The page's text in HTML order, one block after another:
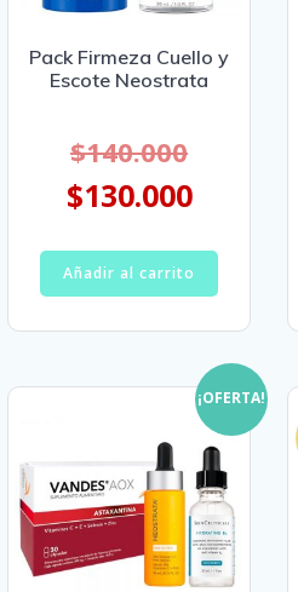
Pack Firmeza Cuello y
Escote Neostrata
$140.000
$130.000
Añadir al carrito
¡OFERTA!